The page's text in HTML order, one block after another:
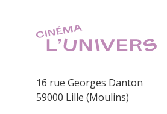
16 rue Georges Danton
59000 Lille (Moulins)